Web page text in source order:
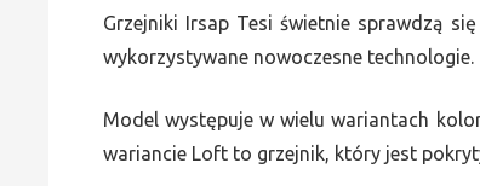
Grzejniki Irsap Tesi świetnie sprawdzą
wykorzystywane nowoczesne technologie.
Model występuje w wielu wariantach
wariancie Loft to grzejnik, który jest